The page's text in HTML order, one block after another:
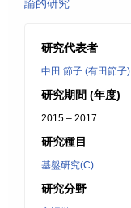
論的研究
研究代表者
中田 節子 (有田節子)
研究期間 (年度)
2015 – 2017
研究種目
基盤研究(C)
研究分野